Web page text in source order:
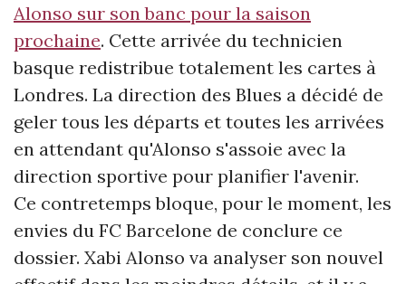
Alonso sur son banc pour la saison
prochaine. Cette arrivée du technicien
basque redistribue totalement les cartes à
Londres. La direction des Blues a décidé de
geler tous les départs et toutes les arrivées
en attendant qu'Alonso s'assoie avec la
direction sportive pour planifier l'avenir.
Ce contretemps bloque, pour le moment, les
envies du FC Barcelone de conclure ce
dossier. Xabi Alonso va analyser son nouvel